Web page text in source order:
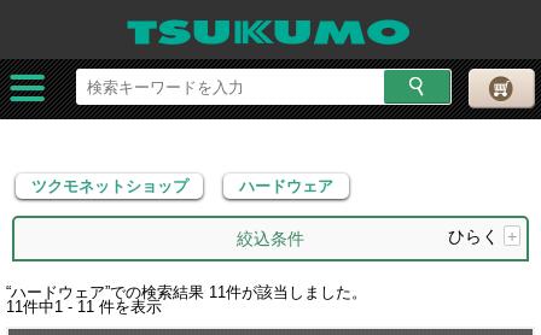
ツクモネットショップ ハードウェア
ツクモネットショップ ハードウェア
絞込条件 ひらく +
“ハードウェア”での検索結果 11件が該当しました。
11件中1 - 11 件を表示